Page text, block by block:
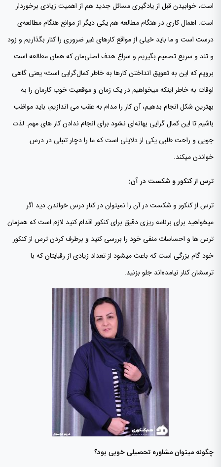
است، خوابیدن قبل از یادگیری مسائل جدید هم از اهمیت زیادی برخوردار
است. اهمال کاری در هنگام مطالعه هم یکی دیگر از موانع هنگام مطالعه‌ی
درست است و ما باید خیلی از مواقع کارهای غیر ضروری را کنار بگذاریم و زود
و تند و سریع تصمیم بگیریم و سراغ هدف اصلی‌مان که همان مطالعه است
برویم که این به تعویق انداختن کارها به خاطر کمال‌گرایی است؛ یعنی گاهی
اوقات به خاطر اینکه میخواهیم در یک زمان و موقعیت خوب کارمان را به
بهترین شکل انجام بدهیم، آن کار را مدام به عقب می اندازیم، باید مواظب
باشیم تا این کمال گرایی بهانه‌ای نشود برای انجام ندادن کار های مهم. لذت
جویی و راحت طلبی یکی از دلایلی است که ما را دچار تنبلی در درس
خواندن میکند.
ترس از کنکور و شکست در آن:
ترس از کنکور و شکست در آن را نمیتوان در کنار درس خواندن دید اگر
میخواهید برای برنامه ریزی دقیق برای کنکور اقدام کنید لازم است که همزمان
ترس ها و احساسات منفی خود را بررسی کنید و برطرف کردن ترس از کنکور
خود گام بزرگی است که باعث میشود از تعداد زیادی از رقبایتان که با
ترسشان کنار نیامده‌اند جلو بزنید.
چگونه میتوان مشاوره تحصیلی خوبی بود؟